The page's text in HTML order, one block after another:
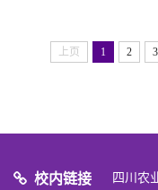
上页 1 2 3
校内链接 四川农